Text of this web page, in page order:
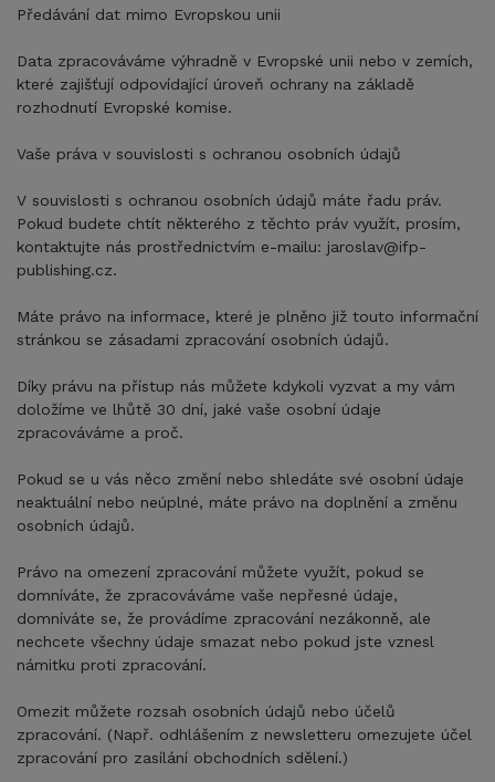
Předávání dat mimo Evropskou unii
Data zpracováváme výhradně v Evropské unii nebo v zemích,
které zajišťují odpovídající úroveň ochrany na základě
rozhodnutí Evropské komise.
Vaše práva v souvislosti s ochranou osobních údajů
V souvislosti s ochranou osobních údajů máte řadu práv.
Pokud budete chtít některého z těchto práv využít, prosím,
kontaktujte nás prostřednictvím e-mailu: jaroslav@ifp-
publishing.cz.
Máte právo na informace, které je plněno již touto informační
stránkou se zásadami zpracování osobních údajů.
Díky právu na přístup nás můžete kdykoli vyzvat a my vám
doložíme ve lhůtě 30 dní, jaké vaše osobní údaje
zpracováváme a proč.
Pokud se u vás něco změní nebo shledáte své osobní údaje
neaktuální nebo neúplné, máte právo na doplnění a změnu
osobních údajů.
Právo na omezení zpracování můžete využít, pokud se
domníváte, že zpracováváme vaše nepřesné údaje,
domníváte se, že provádíme zpracování nezákonně, ale
nechcete všechny údaje smazat nebo pokud jste vznesl
námitku proti zpracování.
Omezit můžete rozsah osobních údajů nebo účelů
zpracování. (Např. odhlášením z newsletteru omezujete účel
zpracování pro zasílání obchodních sdělení.)